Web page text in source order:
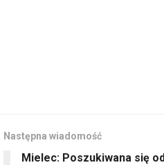
Następna wiadomość
Mielec: Poszukiwana się